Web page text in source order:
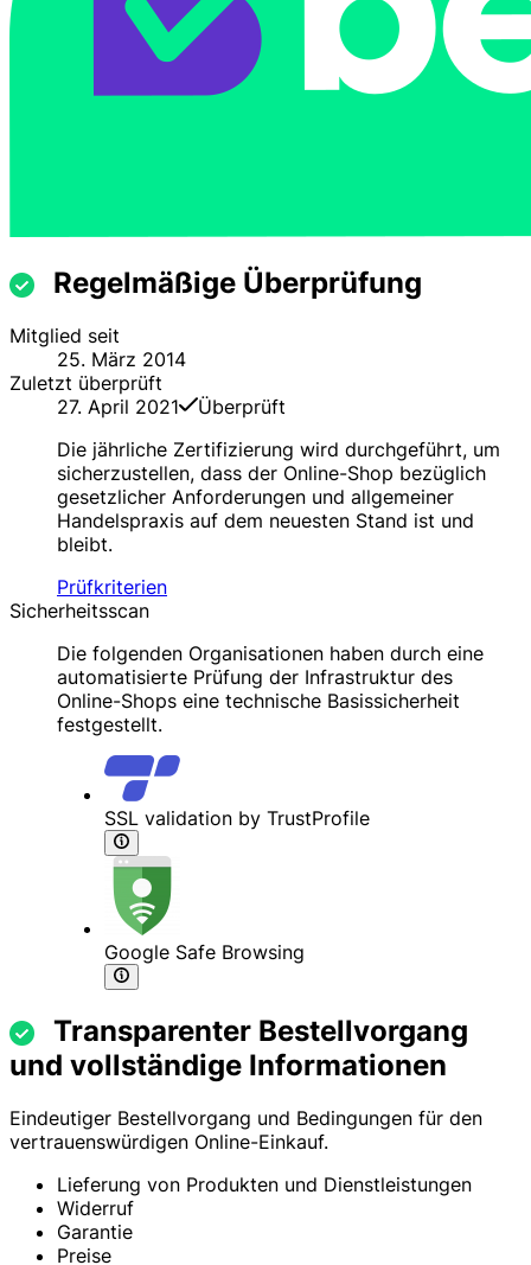
Regelmäßige Überprüfung
Mitglied seit
25. März 2014
Zuletzt überprüft
27. April 2021
Überprüft
Die jährliche Zertifizierung wird durchgeführt, um
sicherzustellen, dass der Online-Shop bezüglich
gesetzlicher Anforderungen und allgemeiner
Handelspraxis auf dem neuesten Stand ist und
bleibt.
Prüfkriterien
Sicherheitsscan
Die folgenden Organisationen haben durch eine
automatisierte Prüfung der Infrastruktur des
Online-Shops eine technische Basissicherheit
festgestellt.
SSL validation by TrustProfile
Google Safe Browsing
Transparenter Bestellvorgang
und vollständige Informationen
Eindeutiger Bestellvorgang und Bedingungen für den
vertrauenswürdigen Online-Einkauf.
Lieferung von Produkten und Dienstleistungen
Widerruf
Garantie
Preise